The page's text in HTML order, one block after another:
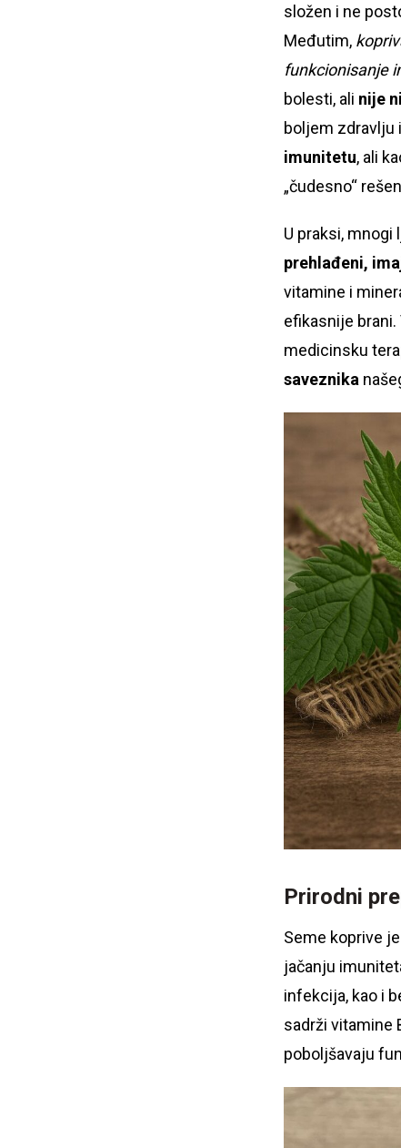
složen i ne
Međutim,
funkcionisanje
bolesti, ali nije
boljem zdravlju
imunitetu, ali
„čudesno“
U praksi,
prehlađeni,
vitamine i
efikasnije brani.
medicinsku
saveznika
Prirodni
Seme koprive
jačanju
infekcija, kao i
sadrži vitamine
poboljšavaju